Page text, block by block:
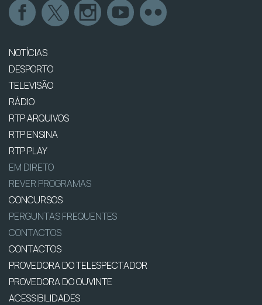
NOTÍCIAS
DESPORTO
TELEVISÃO
RÁDIO
RTP ARQUIVOS
RTP ENSINA
RTP PLAY
EM DIRETO
REVER PROGRAMAS
CONCURSOS
PERGUNTAS FREQUENTES
CONTACTOS
CONTACTOS
PROVEDORA DO TELESPECTADOR
PROVEDORA DO OUVINTE
ACESSIBILIDADES